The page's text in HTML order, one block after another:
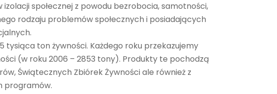
społecznej z powodu bezrobocia, samotności,
rodzaju problemów społecznych i posiadających
tysiąca ton żywności. Każdego roku przekazujemy
(w roku 2006 – 2853 tony). Produkty te pochodzą
Świątecznych Zbiórek Żywności ale również z
programów.